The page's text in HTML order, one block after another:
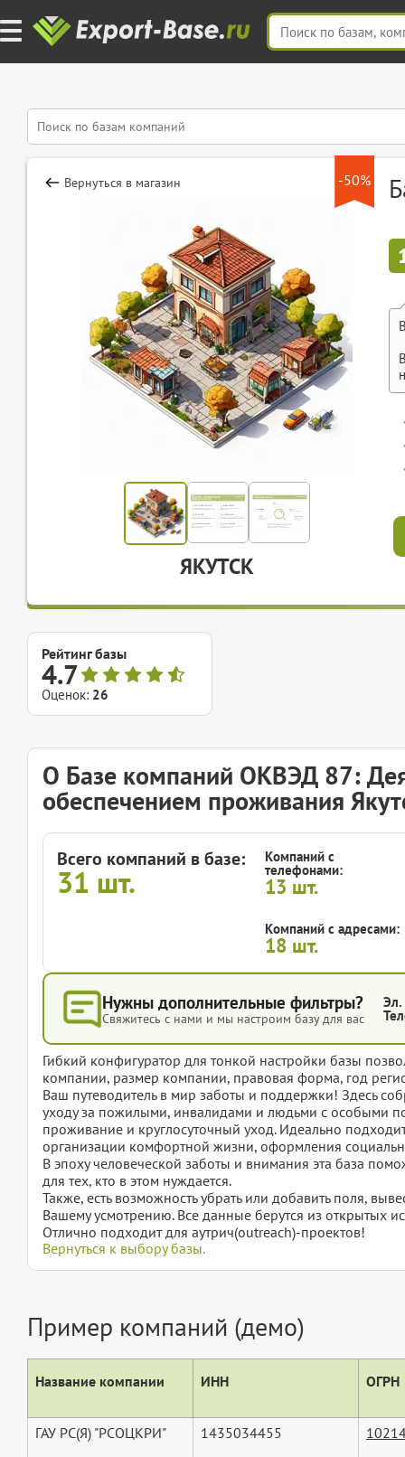
-50%
Вернуться в магазин
ЯКУТСК
Рейтинг базы
4.7
Оценок: 26
О Базе компаний ОКВЭД 87:
обеспечением проживания
Всего компаний в базе:
31 шт.
Компаний с
телефонами:
13 шт.
Компаний с адресами:
18 шт.
Нужны дополнительные фильтры?
Свяжитесь с нами и мы настроим базу для вас
Эл.
Гибкий конфигуратор для тонкой настройки базы
компании, размер компании, правовая форма, год
Ваш путеводитель в мир заботы и поддержки! Здесь
уходу за пожилыми, инвалидами и людьми с особыми
проживание и круглосуточный уход. Идеально
организации комфортной жизни, оформления
В эпоху человеческой заботы и внимания эта база
для тех, кто в этом нуждается.
Также, есть возможность убрать или добавить поля,
Вашему усмотрению. Все данные берутся из открытых
Отлично подходит для аутрич(outreach)-проектов!
Вернуться к выбору базы.
Пример компаний (демо)
Название компании ИНН ОГРН
ГАУ РС(Я) "РСОЦКРИ" 1435034455